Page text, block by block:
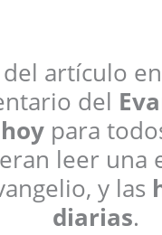
artículo
del
para
leer una
y las
diarias.